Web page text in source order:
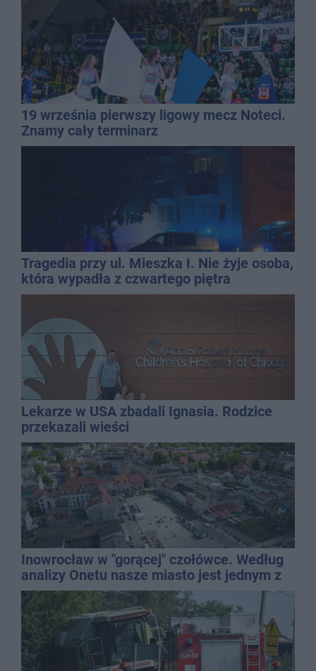
19 września pierwszy ligowy mecz Noteci.
Znamy cały terminarz
Tragedia przy ul. Mieszka I. Nie żyje osoba,
która wypadła z czwartego piętra
Lekarze w USA zbadali Ignasia. Rodzice
przekazali wieści
Inowrocław w "gorącej" czołówce. Według
analizy Onetu nasze miasto jest jednym z
najbardziej narażonych na upały